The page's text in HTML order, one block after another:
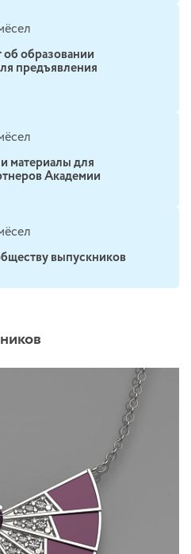
образовании
предъявления
материалы для
Академии
выпускников